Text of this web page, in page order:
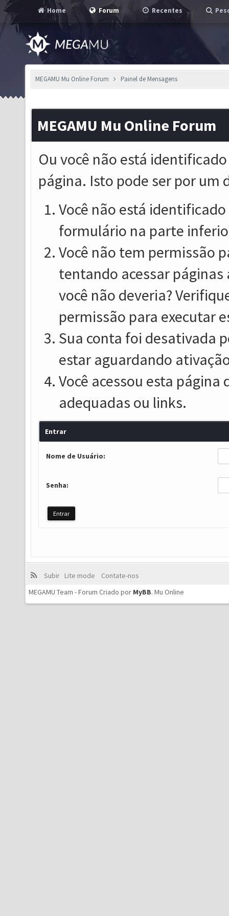
Home Forum Recentes
MEGAMU Mu Online Forum Painel de Mensagens
MEGAMU Mu Online Forum
Ou você não está
página. Isto pode ser por um
Você não está
formulário na parte
Você não tem permissão
tentando acessar
você não deveria?
permissão para executar
Sua conta foi desativada
estar aguardando
Você acessou esta
adequadas ou links.
Entrar
Nome de Usuário:
Senha:
Subir Lite mode
Contate-nos
MEGAMU Team - Forum Criado por MyBB. Mu Online